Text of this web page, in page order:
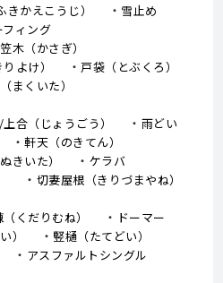
かえこうじ）
雪止め
ィング
笠木（かさぎ）
よけ）
戸袋（とぶくろ）
まくいた）
合（じょうごう）
雨どい
軒天（のきてん）
きいた）
ケラバ
切妻屋根（きりづまやね）
くだりむね）
ドーマー
）
竪樋（たてどい）
アスファルトシングル